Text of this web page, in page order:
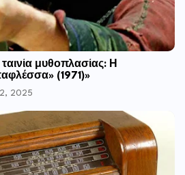
μυθοπλασίας: Η
(1971)»
2025